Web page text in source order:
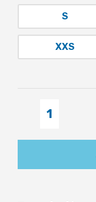
S
XXS
mujer
Cherokee